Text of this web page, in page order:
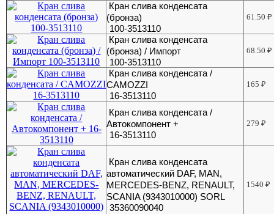
Кран слива конденсата
(бронза)
100-3513110
61.50₽
Кран слива конденсата
(бронза) / Импорт
100-3513110
68.50₽
Кран слива конденсата /
CAMOZZI
16-3513110
165₽
Кран слива конденсата /
Автокомпонент +
16-3513110
279₽
Кран слива конденсата
автоматический DAF, MAN,
MERCEDES-BENZ, RENAULT,
SCANIA (9343010000) SORL
35360090040
1540₽